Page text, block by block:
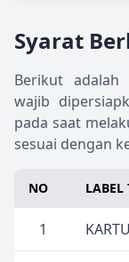
Syarat
Berikut
wajib
pada saat
sesuai dengan
NO
1